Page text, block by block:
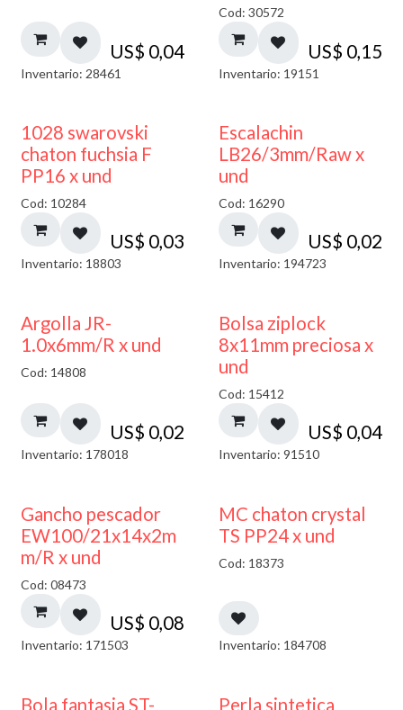
US$ 0,04
Inventario: 28461
Cod: 30572
US$ 0,15
Inventario: 19151
1028 swarovski
chaton fuchsia F
PP16 x und
Cod: 10284
US$ 0,03
Inventario: 18803
Escalachin
LB26/3mm/Raw x
und
Cod: 16290
US$ 0,02
Inventario: 194723
Argolla JR-
1.0x6mm/R x und
Cod: 14808
US$ 0,02
Inventario: 178018
¡NUEVO!
Bolsa ziplock
8x11mm preciosa x
und
Cod: 15412
US$ 0,04
Inventario: 91510
Gancho pescador
EW100/21x14x2m
m/R x und
Cod: 08473
US$ 0,08
Inventario: 171503
MC chaton crystal
TS PP24 x und
Cod: 18373
Inventario: 184708
Bola fantasia ST- Perla sintetica